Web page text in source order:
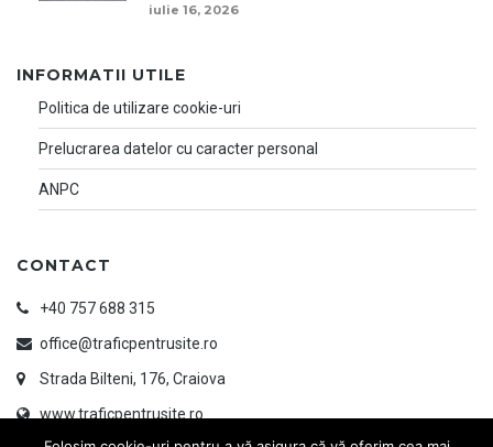
iulie 16, 2026
INFORMATII UTILE
Politica de utilizare cookie-uri
Prelucrarea datelor cu caracter personal
ANPC
CONTACT
+40 757 688 315
office@traficpentrusite.ro
Strada Bilteni, 176, Craiova
www.traficpentrusite.ro